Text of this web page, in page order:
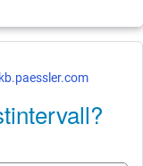
kb.paessler.com